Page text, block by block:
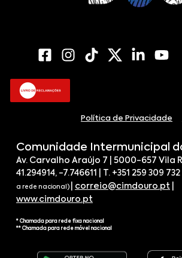
Política de Privacidade
Comunidade Intermunicipal
Av. Carvalho Araújo 7 | 5000-657 Vila
41.294914, -7.746611 | T. +351 259 309 732
a rede nacional) correio@cimdouro.pt
www.cimdouro.pt
* Chamada para rede fixa nacional
** Chamada para rede móvel nacional